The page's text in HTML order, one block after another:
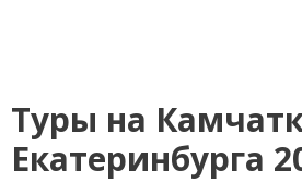
Туры на
Екатеринбурга